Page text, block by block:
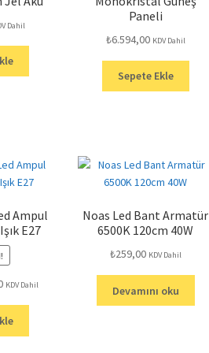
Dahil
Paneli
₺6.594,00 KDV Dahil
Sepete Ekle
Ampul
E27
Şu
fiyat:
₺39,00.
KDV Dahil
Noas Led Bant Armatür
6500K 120cm 40W
₺259,00 KDV Dahil
Devamını oku